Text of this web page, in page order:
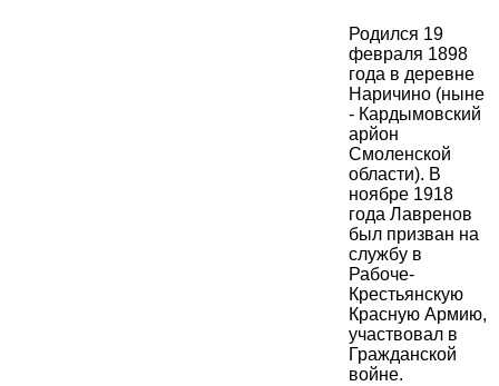
Родился 19
февраля 1898
года в деревне
Наричино (ныне
- Кардымовский
арйон
Смоленской
области). В
ноябре 1918
года Лавренов
был призван на
службу в
Рабоче-
Крестьянскую
Красную Армию,
участвовал в
Гражданской
войне.